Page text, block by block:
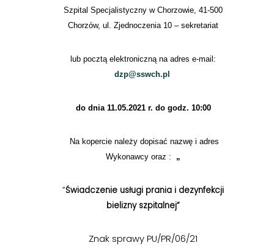
Szpital Specjalistyczny w Chorzowie, 41-500
Chorzów, ul. Zjednoczenia 10 – sekretariat
lub pocztą elektroniczną na adres e-mail:
dzp@sswch.pl
do dnia 11.05.2021 r. do godz. 10:00
Na kopercie należy dopisać nazwę i adres
Wykonawcy oraz : „
”Świadczenie usługi prania i dezynfekcji
bielizny szpitalnej”
Znak sprawy PU/PR/06/21